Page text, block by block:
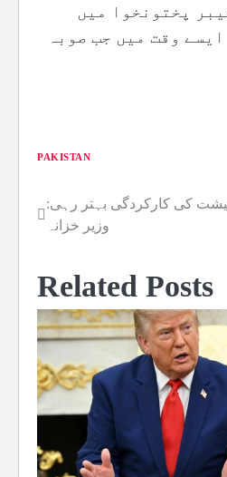
پختونخوا میں
وقت میں جب صوبہ
PAKISTAN
Post
navigation
کی کارکردگی بہتر رہی:
وزیر خزانہ
Related Posts